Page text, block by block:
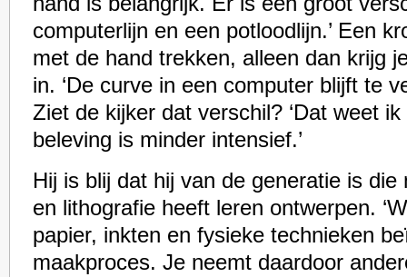
computerlijn en een potloodlijn.’ Een
met de hand trekken, alleen dan krijg
in. ‘De curve in een computer blijft te
Ziet de kijker dat verschil? ‘Dat weet
beleving is minder intensief.’
Hij is blij dat hij van de generatie is die
en lithografie heeft leren ontwerpen.
papier, inkten en fysieke technieken
maakproces. Je neemt daardoor